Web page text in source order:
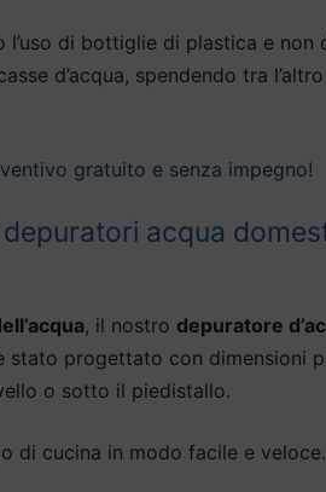
l’uso di bottiglie di plastica e non
d’acqua, spendendo tra
gratuito e senza impegno!
acqua
, il nostro depuratore
stato progettato con dimensioni
o sotto il piedistallo.
di cucina in modo facile e veloce.